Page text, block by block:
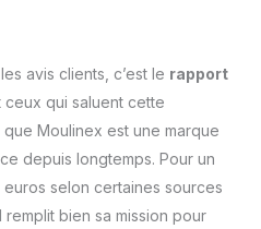
toujours parfaitement
ACCESSOIRE DE
À VIANDE : le
hachoir à viande
comprend deux grilles en
inoxydable pour
différents types
avis clients, c’est le rapport
ceux qui saluent cette
que Moulinex est une marque
depuis longtemps. Pour un
selon certaines sources
remplit bien sa mission pour